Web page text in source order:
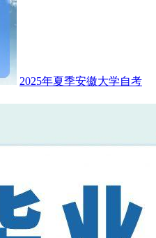
2025年夏季安徽大学自考